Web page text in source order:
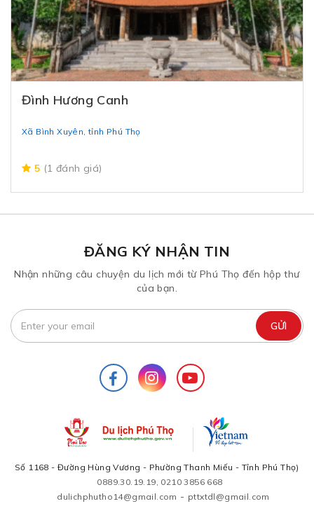
Đình Hương Canh
Xã Bình Xuyên, tỉnh Phú Thọ
5 (1 đánh giá)
Số 1168 - Đường Hùng Vương - Phường Thanh Miếu - Tỉnh Phú Thọ)
0889.30.19.19, 0210 3856 668
dulichphutho14@gmail.com - pttxtdl@gmail.com
ĐĂNG KÝ NHẬN TIN
Nhận những câu chuyện du lịch mới từ Phú Thọ đến hộp thư
của bạn.